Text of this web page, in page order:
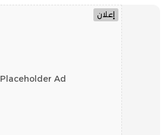
إعلان
Placeholder Ad